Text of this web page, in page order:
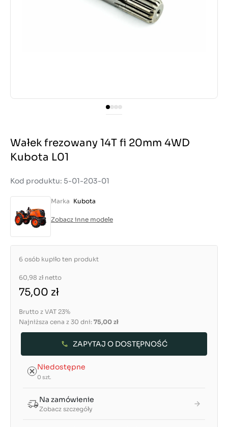
Wałek frezowany 14T fi 20mm 4WD
Kubota L01
Kod produktu: 5-01-203-01
Marka Kubota
Zobacz inne modele
6 osób kupiło ten produkt
60,98 zł netto
75,00 zł
Brutto z VAT 23%
Najniższa cena z 30 dni: 75,00 zł
ZAPYTAJ O DOSTĘPNOŚĆ
Niedostępne
0 szt.
Na zamówienie
Zobacz szczegóły